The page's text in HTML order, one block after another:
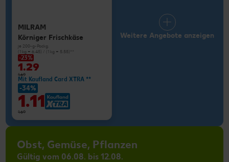
MILRAM
Körniger Frischkäse
je 200-g-Packg.
(1 kg = 6.45) / (1 kg = 5.55)**
-23%
1.29
1.69
Mit Kaufland Card XTRA **
-34%
1.11
1.69
Weitere Angebote anzeigen
Obst, Gemüse, Pflanzen
Gültig vom 06.08. bis 12.08.